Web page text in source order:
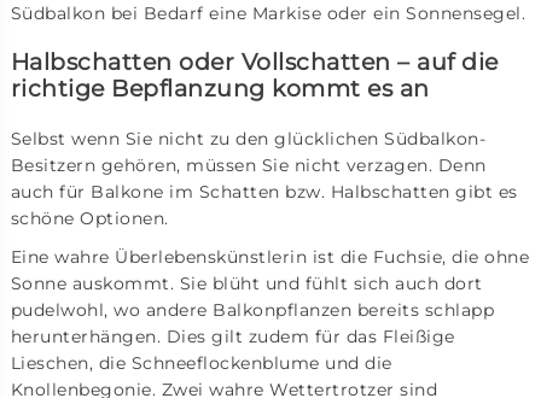
Südbalkon bei Bedarf eine Markise oder ein Sonnensegel.
Halbschatten oder Vollschatten – auf die
richtige Bepflanzung kommt es an
Selbst wenn Sie nicht zu den glücklichen Südbalkon-
Besitzern gehören, müssen Sie nicht verzagen. Denn
auch für Balkone im Schatten bzw. Halbschatten gibt es
schöne Optionen.
Eine wahre Überlebenskünstlerin ist die Fuchsie, die ohne
Sonne auskommt. Sie blüht und fühlt sich auch dort
pudelwohl, wo andere Balkonpflanzen bereits schlapp
herunterhängen. Dies gilt zudem für das Fleißige
Lieschen, die Schneeflockenblume und die
Knollenbegonie. Zwei wahre Wettertrotzer sind